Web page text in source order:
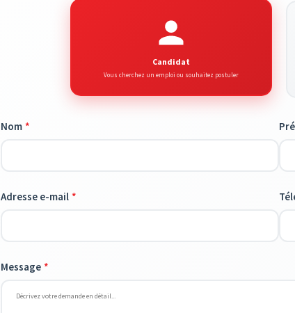
Candidat
Vous cherchez un emploi ou souhaitez postuler
Nom
Adresse e-mail
Message